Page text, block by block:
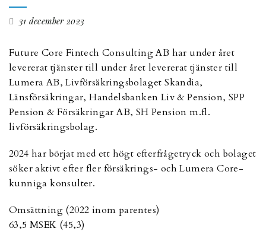
31 december 2023
Future Core Fintech Consulting AB har under året
levererat tjänster till under året levererat tjänster till
Lumera AB, Livförsäkringsbolaget Skandia,
Länsförsäkringar, Handelsbanken Liv & Pension, SPP
Pension & Försäkringar AB, SH Pension m.fl.
livförsäkringsbolag.
2024 har börjat med ett högt efterfrågetryck och bolaget
söker aktivt efter fler försäkrings- och Lumera Core-
kunniga konsulter.
Omsättning (2022 inom parentes)
63,5 MSEK (45,3)